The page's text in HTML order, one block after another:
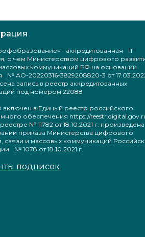
- аккредитованная IT
о чем Министерством цифрового
коммуникаций РФ на основании
№ АО-20220316-3829208820-3 от
запись в реестр аккредитованных
под номером 22088
в Единый реестр российского
обеспечения https://
№ 11782 от 18.10.2021 г.
приказа Министерства цифрового
связи и массовых коммуникаций
№ 1078 от 18.10.2021 г.
подписок